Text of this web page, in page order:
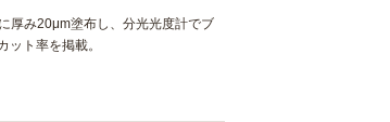
厚み20μm塗布し、分光光度計でブ
ト率を掲載。